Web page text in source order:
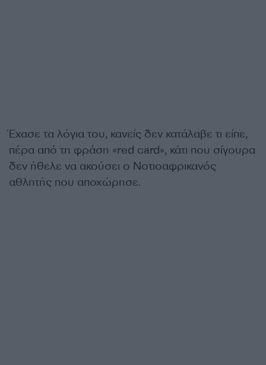
Έχασε τα λόγια του, κανείς δεν κατάλαβε τι είπε,
πέρα από τη φράση «red card», κάτι που σίγουρα
δεν ήθελε να ακούσει ο Νοτιοαφρικανός
αθλητής που αποχώρησε.